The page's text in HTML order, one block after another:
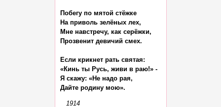
Побегу по мятой стёжке
На приволь зелёных лех,
Мне навстречу, как серёжки,
Прозвенит девичий смех.
Если крикнет рать святая:
«Кинь ты Русь, живи в раю!» -
Я скажу: «Не надо рая,
1914